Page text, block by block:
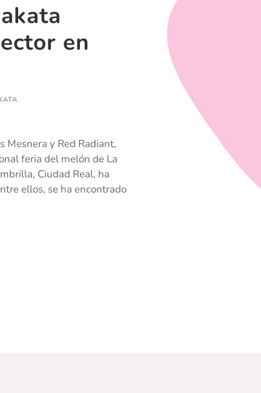
en
Mesnera y Red Radiant,
feria del melón de La
Ciudad Real, ha
ellos, se ha encontrado